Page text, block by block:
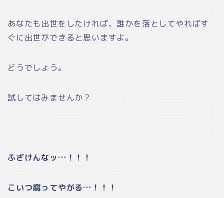
あなたも出世をしたければ、誰かを落としてやればす
ぐに出世ができると思いますよ。
どうでしょう。
試してはみませんか？
ふざけんなッ…！！！
こいつ腐ってやがる…！！！